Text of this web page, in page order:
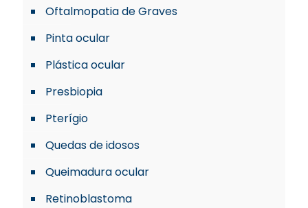
Oftalmopatia de Graves
Pinta ocular
Plástica ocular
Presbiopia
Pterígio
Quedas de idosos
Queimadura ocular
Retinoblastoma